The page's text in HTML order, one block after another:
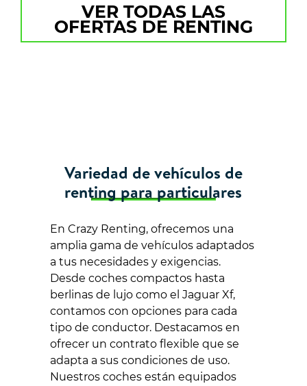
VER TODAS LAS
OFERTAS DE RENTING
Variedad de vehículos de
renting para particulares
En Crazy Renting, ofrecemos una
amplia gama de vehículos adaptados
a tus necesidades y exigencias.
Desde coches compactos hasta
berlinas de lujo como el Jaguar Xf,
contamos con opciones para cada
tipo de conductor. Destacamos en
ofrecer un contrato flexible que se
adapta a sus condiciones de uso.
Nuestros coches están equipados